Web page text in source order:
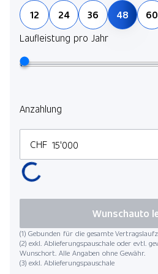
Pack Park
12 24 36 48
60
Laufleistung pro Jahr
Anzahlung
CHF
(1) Gebunden für die gesamte
(2) exkl. Ablieferungspauschale oder evtl.
Wunschort. Alle Angaben ohne Gewähr.
(3) exkl. Ablieferungspauschale
Wunschauto